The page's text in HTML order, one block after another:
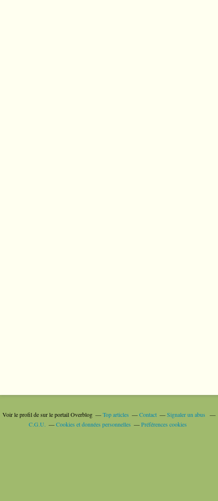
Voir le profil desur le portail Overblog Top articles Contact
Signaler un abus
C.G.U.
Cookies et données personnelles Préférences cookies